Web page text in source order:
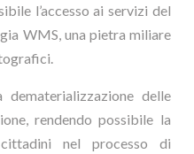
l’accesso ai servizi del
WMS, una pietra miliare
dematerializzazione delle
rendendo possibile la
nel processo di